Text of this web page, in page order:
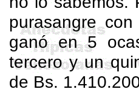
purasangre
ganó en 5
tercero y un
de Bs.